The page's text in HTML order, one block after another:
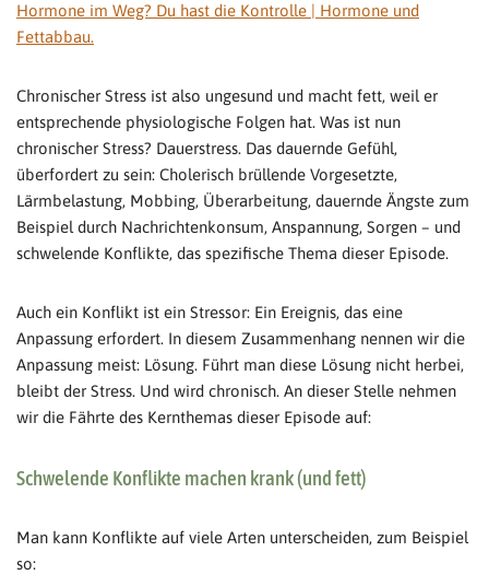
Hormone im Weg? Du hast die Kontrolle | Hormone und
Fettabbau.
Chronischer Stress ist also ungesund und macht fett, weil er
entsprechende physiologische Folgen hat. Was ist nun
chronischer Stress? Dauerstress. Das dauernde Gefühl,
überfordert zu sein: Cholerisch brüllende Vorgesetzte,
Lärmbelastung, Mobbing, Überarbeitung, dauernde Ängste zum
Beispiel durch Nachrichtenkonsum, Anspannung, Sorgen – und
schwelende Konflikte, das spezifische Thema dieser Episode.
Auch ein Konflikt ist ein Stressor: Ein Ereignis, das eine
Anpassung erfordert. In diesem Zusammenhang nennen wir die
Anpassung meist: Lösung. Führt man diese Lösung nicht herbei,
bleibt der Stress. Und wird chronisch. An dieser Stelle nehmen
wir die Fährte des Kernthemas dieser Episode auf:
Schwelende Konflikte machen krank (und fett)
Man kann Konflikte auf viele Arten unterscheiden, zum Beispiel
so: